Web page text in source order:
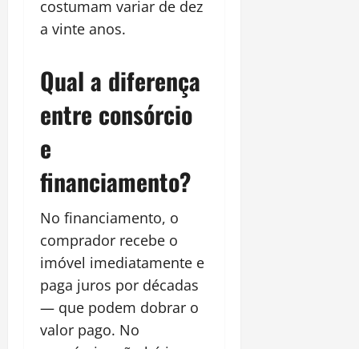
costumam variar de dez
a vinte anos.
Qual a diferença
entre consórcio
e
financiamento?
No financiamento, o
comprador recebe o
imóvel imediatamente e
paga juros por décadas
— que podem dobrar o
valor pago. No